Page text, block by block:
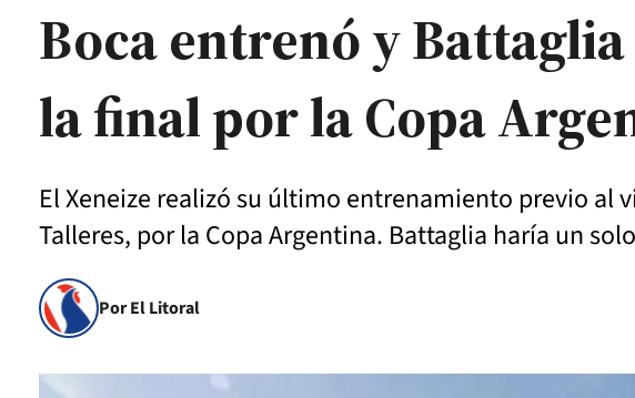
Boca entrenó y
la final por la Copa
El Xeneize realizó su último entrenamiento previo al
Talleres, por la Copa Argentina. Battaglia haría un
Por El Litoral